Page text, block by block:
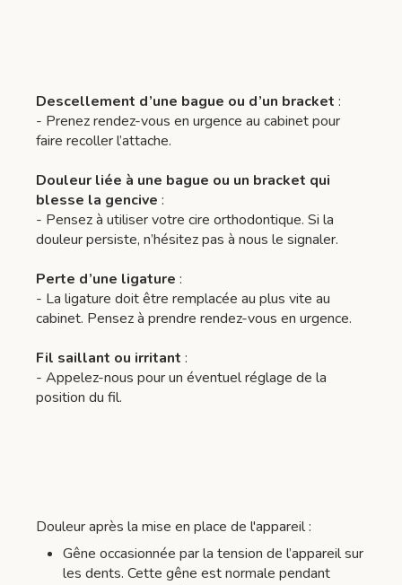
Descellement d’une bague ou d’un bracket :
- Prenez rendez-vous en urgence au cabinet pour
faire recoller l’attache.
Douleur liée à une bague ou un bracket qui
blesse la gencive :
- Pensez à utiliser votre cire orthodontique. Si la
douleur persiste, n’hésitez pas à nous le signaler.
Perte d’une ligature :
- La ligature doit être remplacée au plus vite au
cabinet. Pensez à prendre rendez-vous en urgence.
Fil saillant ou irritant :
- Appelez-nous pour un éventuel réglage de la
position du fil.
Douleur après la mise en place de l'appareil :
Gêne occasionnée par la tension de l’appareil sur
les dents. Cette gêne est normale pendant